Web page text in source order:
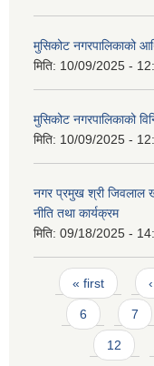
मुसिकोट नगरपालिकाको
मिति: 10/09/2025 -
मुसिकोट नगरपालिकाको
मिति: 10/09/2025 -
नगर प्रमुख श्री जिवलाल
नीति तथा कार्यक्रम
मिति: 09/18/2025 -
Pages
« first
6 7
12